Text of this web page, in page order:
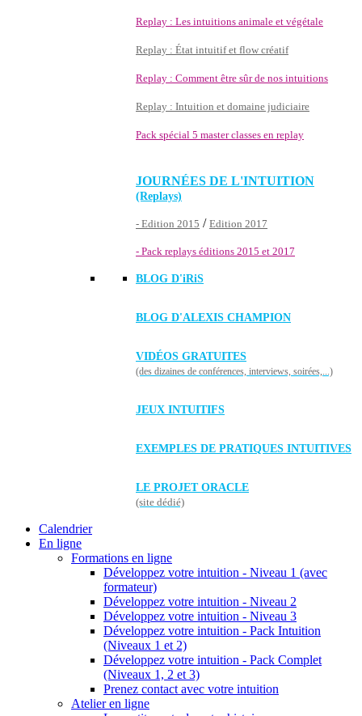
Replay : Les intuitions animale et végétale
Replay : État intuitif et flow créatif
Replay : Comment être sûr de nos intuitions
Replay : Intuition et domaine judiciaire
Pack spécial 5 master classes en replay
JOURNÉES DE L'INTUITION
(Replays)
- Edition 2015 / Edition 2017
- Pack replays éditions 2015 et 2017
BLOG D'iRiS
BLOG D'ALEXIS CHAMPION
VIDÉOS GRATUITES
(des dizaines de conférences, interviews, soirées,...)
JEUX INTUITIFS
EXEMPLES DE PRATIQUES INTUITIVES
LE PROJET ORACLE
(site dédié)
Calendrier
En ligne
Formations en ligne
Développez votre intuition - Niveau 1 (avec
formateur)
Développez votre intuition - Niveau 2
Développez votre intuition - Niveau 3
Développez votre intuition - Pack Intuition
(Niveaux 1 et 2)
Développez votre intuition - Pack Complet
(Niveaux 1, 2 et 3)
Prenez contact avec votre intuition
Atelier en ligne